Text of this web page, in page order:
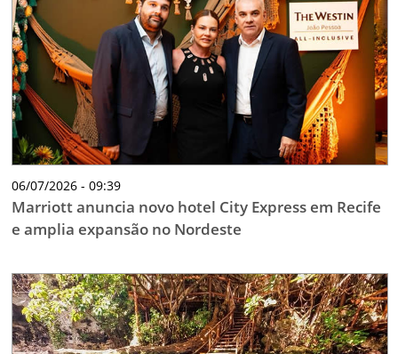
06/07/2026 - 09:39
Marriott anuncia novo hotel City Express em Recife
e amplia expansão no Nordeste